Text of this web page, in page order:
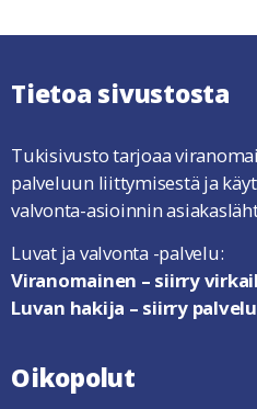
Tietoa sivustosta
Tukisivusto tarjoaa
palveluun liittymisestä ja
valvonta-asioinnin
Luvat ja valvonta -palvelu:
Viranomainen – siirry
Luvan hakija – siirry
Oikopolut